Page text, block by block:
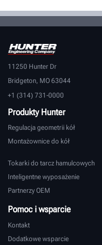
11250 Hunter Dr
Bridgeton, MO 63044
+1 (314) 731-0000
Produkty Hunter
Regulacja geometrii kół
Montażownice do kół
Tokarki do tarcz hamulcowych
Inteligentne wyposażenie
Partnerzy OEM
Pomoc i wsparcie
Kontakt
Dodatkowe wsparcie